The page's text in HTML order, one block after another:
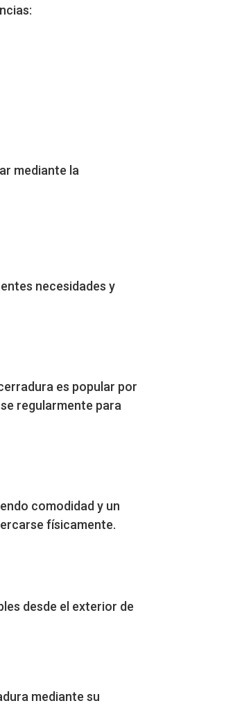
mediante la
necesidades y
es popular por
regularmente para
comodidad y un
físicamente.
desde el exterior de
mediante su